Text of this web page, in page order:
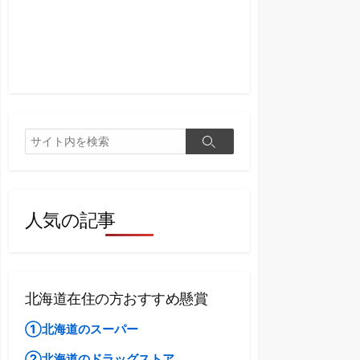
検
索
検
人気の記事
北海道在住の方おすすめ懸賞
①北海道のスーパー